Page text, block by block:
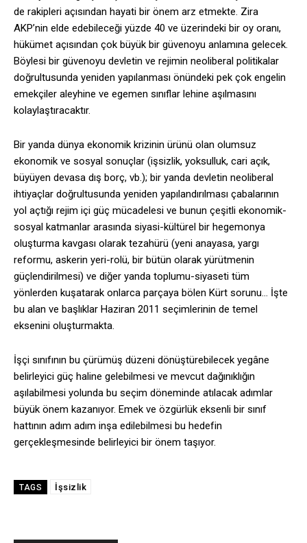
de rakipleri açısından hayati bir önem arz etmekte. Zira
AKP’nin elde edebileceği yüzde 40 ve üzerindeki bir oy oranı,
hükümet açısından çok büyük bir güvenoyu anlamına gelecek.
Böylesi bir güvenoyu devletin ve rejimin neoliberal politikalar
doğrultusunda yeniden yapılanması önündeki pek çok engelin
emekçiler aleyhine ve egemen sınıflar lehine aşılmasını
kolaylaştıracaktır.
Bir yanda dünya ekonomik krizinin ürünü olan olumsuz
ekonomik ve sosyal sonuçlar (işsizlik, yoksulluk, cari açık,
büyüyen devasa dış borç, vb.); bir yanda devletin neoliberal
ihtiyaçlar doğrultusunda yeniden yapılandırılması çabalarının
yol açtığı rejim içi güç mücadelesi ve bunun çeşitli ekonomik-
sosyal katmanlar arasında siyasi-kültürel bir hegemonya
oluşturma kavgası olarak tezahürü (yeni anayasa, yargı
reformu, askerin yeri-rolü, bir bütün olarak yürütmenin
güçlendirilmesi) ve diğer yanda toplumu-siyaseti tüm
yönlerden kuşatarak onlarca parçaya bölen Kürt sorunu… İşte
bu alan ve başlıklar Haziran 2011 seçimlerinin de temel
eksenini oluşturmakta.
İşçi sınıfının bu çürümüş düzeni dönüştürebilecek yegâne
belirleyici güç haline gelebilmesi ve mevcut dağınıklığın
aşılabilmesi yolunda bu seçim döneminde atılacak adımlar
büyük önem kazanıyor. Emek ve özgürlük eksenli bir sınıf
hattının adım adım inşa edilebilmesi bu hedefin
gerçekleşmesinde belirleyici bir önem taşıyor.
TAGS İşsizlik